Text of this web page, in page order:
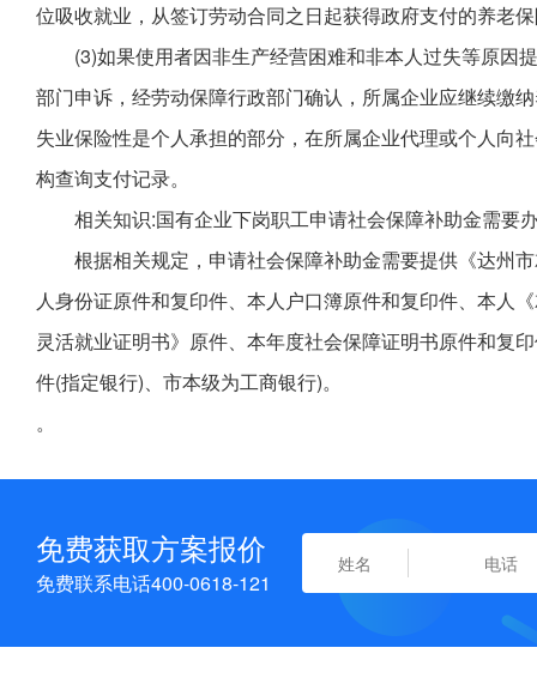
位吸收就业，从签订劳动合同之日起获得政府支付的养老
(3)如果使用者因非生产经营困难和非本人过失等原因
部门申诉，经劳动保障行政部门确认，所属企业应继续缴
失业保险性是个人承担的部分，在所属企业代理或个人向
构查询支付记录。
相关知识:国有企业下岗职工申请社会保障补助金需要
根据相关规定，申请社会保障补助金需要提供《达州
人身份证原件和复印件、本人户口簿原件和复印件、本人
灵活就业证明书》原件、本年度社会保障证明书原件和复
件(指定银行)、市本级为工商银行)。
。
免费获取方案报价
免费联系电话400-0618-121